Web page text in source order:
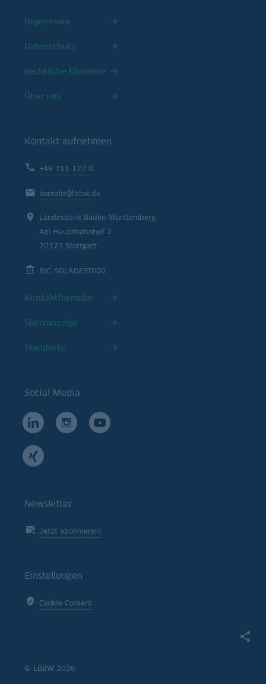
Impressum
Datenschutz
Rechtliche Hinweise
Über uns
Kontakt aufnehmen
+49 711 127 0
kontakt@lbbw.de
Landesbank Baden-Württemberg
Am Hauptbahnhof 2
70173 Stuttgart
BIC: SOLADEST600
Kontaktformular
Sperranzeige
Standorte
Social Media
Newsletter
Jetzt abonnieren!
Einstellungen
Cookie Consent
© LBBW 2026